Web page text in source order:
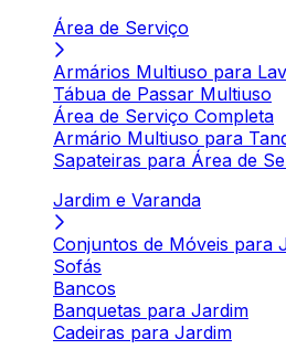
Área de Serviço
Armários Multiuso para
Tábua de Passar Multiuso
Área de Serviço Completa
Armário Multiuso para
Sapateiras para Área de
Jardim e Varanda
Conjuntos de Móveis para
Sofás
Bancos
Banquetas para Jardim
Cadeiras para Jardim